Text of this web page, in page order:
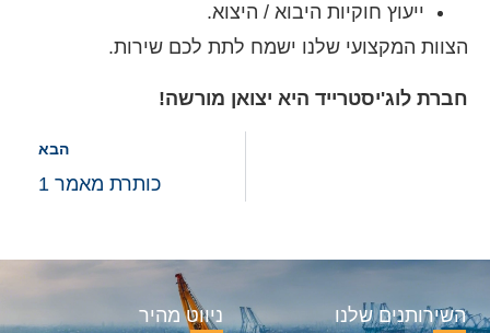
ייעוץ חוקיות היבוא / היצוא.
הצוות המקצועי שלנו ישמח לתת לכם שירות.
חברת לוג'יסטרייד היא יצואן מורשה!
הבא
כותרת מאמר 1
ניווט מהיר השירותנים שלנו